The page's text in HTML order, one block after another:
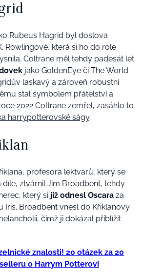
Rubeus Hagrid byl doslova
Rowlingové, která si ho do role
Coltrane měl tehdy padesát let
jako GoldenEye či The World
laskavý a zároveň robustní
stal symbolem přátelství a
2022 Coltrane zemřel, zasáhlo to
harrypotterovské ságy.
profesora lektvarů, který se
ztvárnil Jim Broadbent, tehdy
který si již odnesl Oscara za
Iris. Broadbent vnesl do Křiklanovy
čímž ji dokázal přiblížit
znalosti! 20 otázek za 20
o Harrym Potterovi